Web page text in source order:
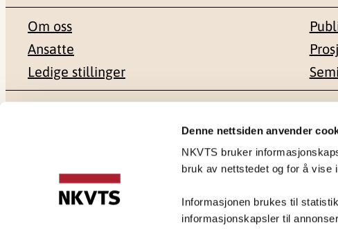
Denne nettsiden anvender
NKVTS bruker
bruk av nettstedet og for å vise
Informasjonen brukes til
informasjonskapsler til
Om oss
Ansatte
Ledige stillinger
0409 Oslo
Gullhaugveien